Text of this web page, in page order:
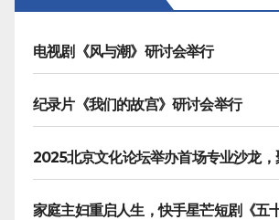
页
电视剧《风与潮》研讨会举行
纪录片《我们的故宫》研讨会举行